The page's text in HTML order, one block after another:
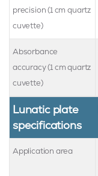
precision (1 cm quartz
cuvette)
Absorbance
accuracy (1 cm quartz
cuvette)
Lunatic plate
specifications
Application area